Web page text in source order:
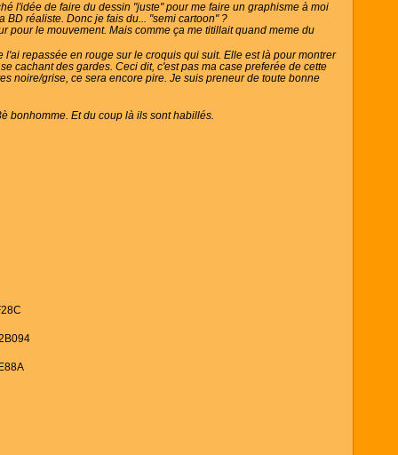
l'idée de faire du dessin "juste" pour me faire un graphisme à moi
réaliste. Donc je fais du... "semi cartoon" ?
pour le mouvement. Mais comme ça me titillait quand meme du
repassée en rouge sur le croquis qui suit. Elle est là pour montrer
cachant des gardes. Ceci dit, c'est pas ma case preferée de cette
noire/grise, ce sera encore pire. Je suis preneur de toute bonne
bonhomme. Et du coup là ils sont habillés.